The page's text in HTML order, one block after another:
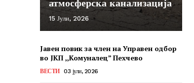
атмосферска канализација
15 Јули, 2026
Јавен повик за член на Управен одбор
во ЈКП ,,Комуналец” Пехчево
ВЕСТИ 03 јули, 2026